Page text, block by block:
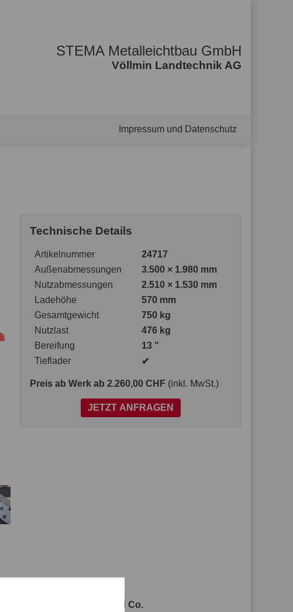
STEMA Metalleichtbau GmbH
Völlmin Landtechnik AG
Impressum und Datenschutz
Technische Details
Artikelnummer
24717
Außenabmessungen
3.500 × 1.980 mm
Nutzabmessungen
2.510 × 1.530 mm
Ladehöhe
570 mm
Gesamtgewicht
750 kg
Nutzlast
476 kg
Bereifung
13 "
Tieflader
✔
Preis ab Werk ab 2.260,00 CHF (inkl. MwSt.)
JETZT ANFRAGEN
Bordwand, Reling und Co.